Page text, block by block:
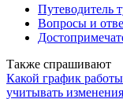
Путеводитель
Вопросы и
Также спрашивают
Какой график
учитывать